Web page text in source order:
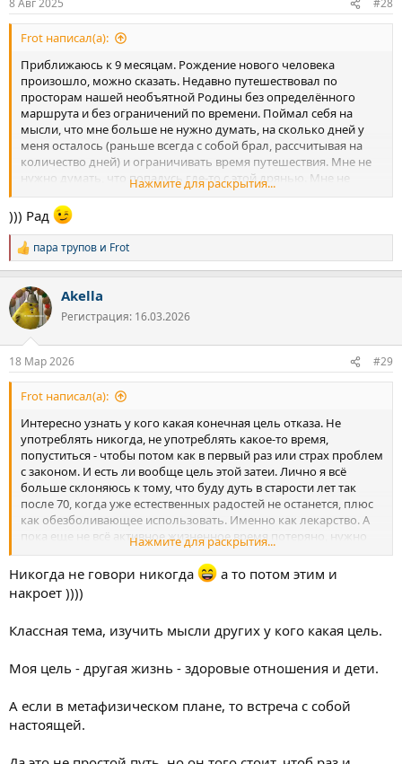
8 Авг 2025 #28
Frot написал(а):
Приближаюсь к 9 месяцам. Рождение нового человека
произошло, можно сказать. Недавно путешествовал по
просторам нашей необъятной Родины без определённого
маршрута и без ограничений по времени. Поймал себя на
мысли, что мне больше не нужно думать, на сколько дней у
меня осталось (раньше всегда с собой брал, рассчитывая на
количество дней) и ограничивать время путешествия. Мне не
нужно думать, что попадусь где-то с этой дрянью. Мне не
нужно представлять, что радость бытия закончится, когда
закончится, то что в баночке. Какая же это свобода, это так
прекрасно, когда для нормального существования не нужно
ничего кроме еды, воды и крыши над головой, когда живешь
полностью в легальном пространстве как все нормальные
обычные люди. Вот это я понимаю как цель отказа, которую я
достиг на настоящий момент. Этой свободой я очень дорожу,
ежедневно укрепляюсь в своей трезвости, она мне нравится всё
больше.
Нажмите для раскрытия...
))) Рад
Р
е
к
ц
и
пара трупов и Frot
Akella
Регистрация: 16.03.2026
18 Мар 2026 #29
Frot написал(а):
Интересно узнать у кого какая конечная цель отказа. Не
употреблять никогда, не употреблять какое-то время,
попуститься - чтобы потом как в первый раз или страх проблем
с законом. И есть ли вообще цель этой затеи. Лично я всё
больше склоняюсь к тому, что буду дуть в старости лет так
после 70, когда уже естественных радостей не останется, плюс
как обезболивающее использовать. Именно как лекарство. А
пока еще не всё активное жизненное время потеряно, нужно
двигаться, чтобы обеспечить себе достойную старость где-
нибудь на островах с косяком в зубах и парой молодых
мулаток с упругими попками.
Нажмите для раскрытия...
Никогда не говори никогда
а то потом этим и
накроет ))))
Классная тема, изучить мысли других у кого какая цель.
Моя цель - другая жизнь - здоровые отношения и дети.
А если в метафизическом плане, то встреча с собой
настоящей.